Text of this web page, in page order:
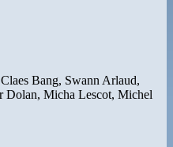
Bang, Swann Arlaud,
Dolan, Micha Lescot, Michel